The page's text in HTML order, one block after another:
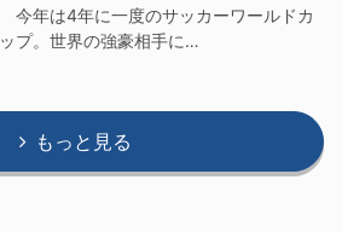
今年は4年に一度のサッカーワールドカ
ップ。世界の強豪相手に…
もっと見る